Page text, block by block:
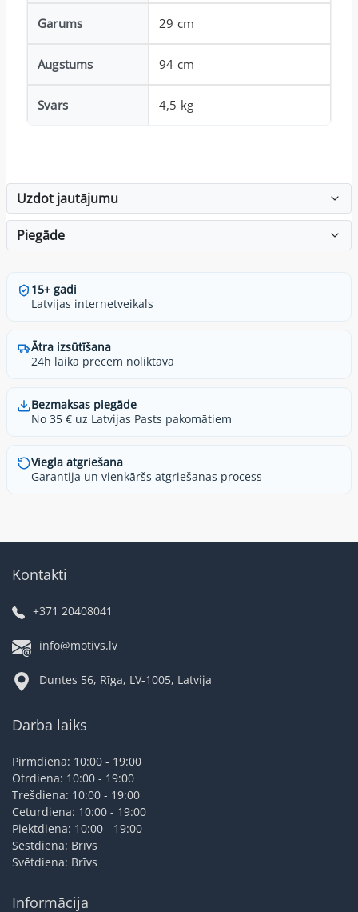
Garums 29 cm
Augstums 94 cm
Svars 4,5 kg
Uzdot jautājumu
Piegāde
15+ gadi
Latvijas internetveikals
Ātra izsūtīšana
24h laikā precēm noliktavā
Bezmaksas piegāde
No 35 € uz Latvijas Pasts pakomātiem
Viegla atgriešana
Garantija un vienkāršs atgriešanas process
Kontakti
+371 20408041
info@motivs.lv
Duntes 56, Rīga, LV-1005, Latvija
Darba laiks
Pirmdiena: 10:00 - 19:00
Otrdiena: 10:00 - 19:00
Trešdiena: 10:00 - 19:00
Ceturdiena: 10:00 - 19:00
Piektdiena: 10:00 - 19:00
Sestdiena: Brīvs
Svētdiena: Brīvs
Informācija